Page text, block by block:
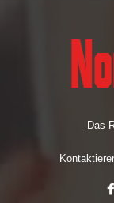
Das